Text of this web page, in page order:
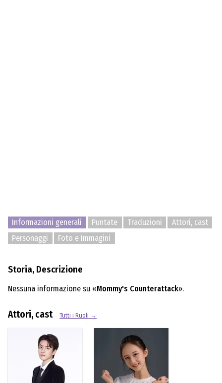
Informazioni generali Puntate Traduzioni
Attori, cast
Personaggi
Foto e Immagini
Storia, Descrizione
Nessuna informazione su «Mommy's Counterattack».
Attori, cast Tutti i Ruoli →